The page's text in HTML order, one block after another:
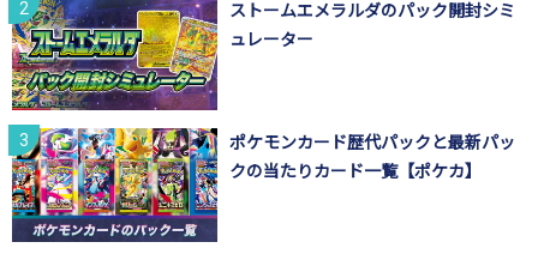
ストームエメラルダのパック開封シミ
ュレーター
ポケモンカード歴代パックと最新パッ
クの当たりカード一覧【ポケカ】